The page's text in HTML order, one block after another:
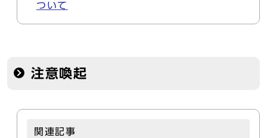
ついて
注意喚起
関連記事